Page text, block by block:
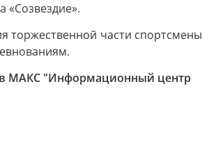
«Созвездие».
торжественной части спортсмены
МАКС "Информационный центр